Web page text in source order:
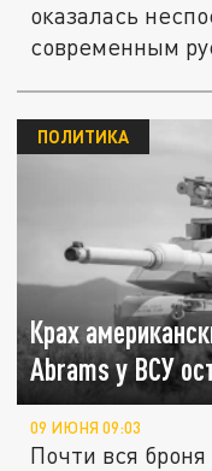
оказалась
современным
Крах
Abrams у ВСУ
ПОЛИТИКА
09 ИЮНЯ 09:03
Почти вся